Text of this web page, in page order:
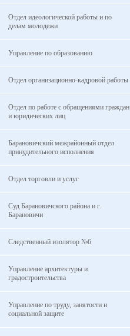
Отдел идеологической работы и по
делам молодежи
Управление по образованию
Отдел организационно-кадровой работы
Отдел по работе с обращениями граждан
и юридических лиц
Барановичский межрайонный отдел
принудительного исполнения
Отдел торговли и услуг
Суд Барановичского района и г.
Барановичи
Следственный изолятор №6
Управление архитектуры и
градостроительства
Управление по труду, занятости и
социальной защите